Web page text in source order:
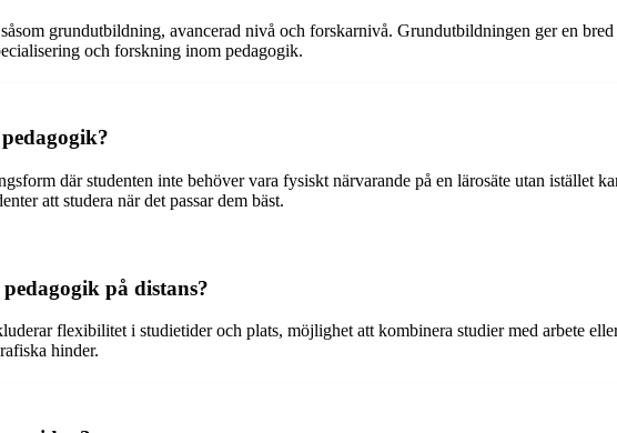
grundutbildning, avancerad nivå och forskarnivå. Grundutbildningen ger en
och forskning inom pedagogik.
där studenten inte behöver vara fysiskt närvarande på en lärosäte utan istället
att studera när det passar dem bäst.
på distans?
flexibilitet i studietider och plats, möjlighet att kombinera studier med arbete
hinder.